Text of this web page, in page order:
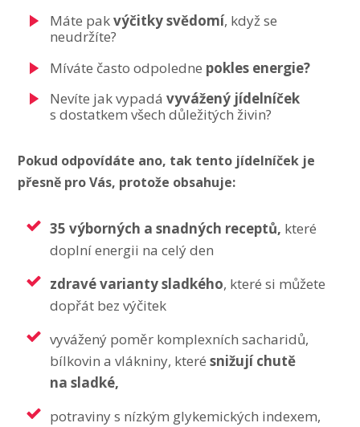
Máte pakvýčitky svědomí, když se
neudržíte?
Míváte často odpoledne pokles energie?
Nevíte jak vypadávyvážený jídelníček
s dostatkem všech důležitých živin?
Pokud odpovídáte ano, tak tento jídelníček je
přesně pro Vás, protože obsahuje:
35 výborných a snadných receptů, které
doplní energii na celý den
zdravé varianty sladkého, které si můžete
dopřát bez výčitek
vyvážený poměr komplexních sacharidů,
bílkovin a vlákniny, kterésnižují chutě
na sladké,
potraviny s nízkým glykemických indexem,